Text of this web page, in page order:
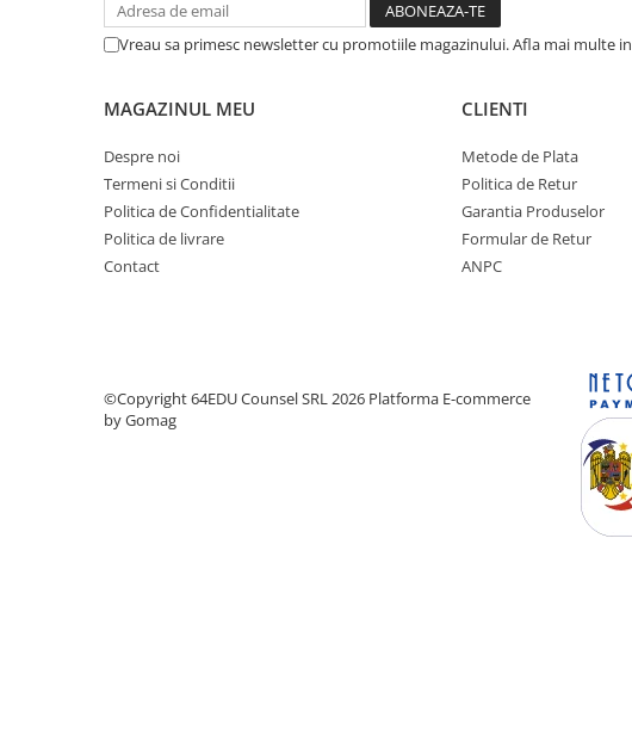
Piese Din Lemn
Piese Din Plastic
Piese sah electronice
Piese sah electronice
Piese Sah Tematice
Piese Sah Tematice Din Metal
Ceasuri De Sah Digitale
Vreau sa primesc newsletter cu promotiile magazinului. Afla mai multe in
MAGAZINUL MEU
Despre noi
Termeni si Conditii
Politica de Confidentialitate
Politica de livrare
Contact
CLIENTI
Metode de Plata
Politica de Retur
Garantia Produselor
Formular de Retur
ANPC
©Copyright 64EDU Counsel SRL 2026 Platforma E-commerce
by Gomag